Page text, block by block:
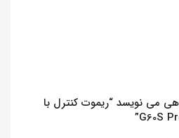
می نویسد “ریموت کنترل با